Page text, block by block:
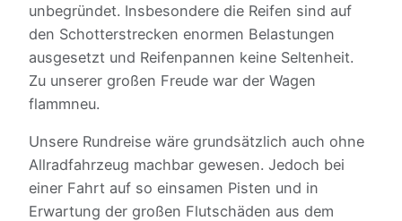
unbegründet. Insbesondere die Reifen sind auf
den Schotterstrecken enormen Belastungen
ausgesetzt und Reifenpannen keine Seltenheit.
Zu unserer großen Freude war der Wagen
flammneu.
Unsere Rundreise wäre grundsätzlich auch ohne
Allradfahrzeug machbar gewesen. Jedoch bei
einer Fahrt auf so einsamen Pisten und in
Erwartung der großen Flutschäden aus dem